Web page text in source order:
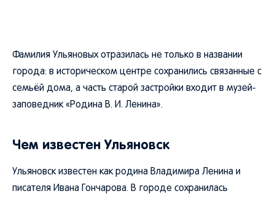
Фамилия Ульяновых отразилась не только в названии
города: в историческом центре сохранились связанные с
семьёй дома, а часть старой застройки входит в музей-
заповедник «Родина В. И. Ленина».
Чем известен Ульяновск
Ульяновск известен как родина Владимира Ленина и
писателя Ивана Гончарова. В городе сохранилась